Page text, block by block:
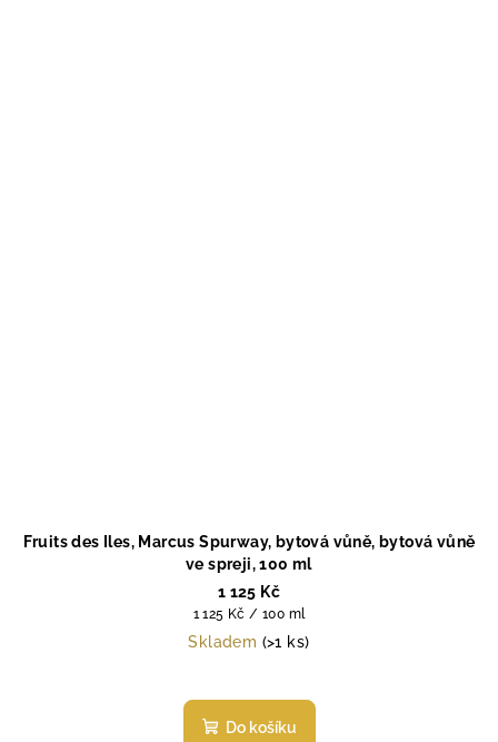
Fruits des Iles, Marcus Spurway, bytová vůně, bytová vůně
ve spreji, 100 ml
1 125 Kč
Měrná
cena:
1 125 Kč / 100 ml
Skladem (>1 ks)
Do košíku